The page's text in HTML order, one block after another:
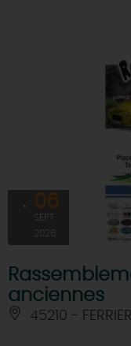
06
SEPT
2026
anciennes
45210 -